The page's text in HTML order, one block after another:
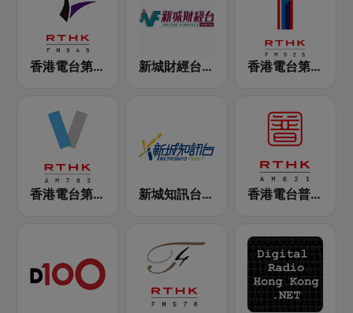
香港電台第二台 RTHK Radio 2 新城財經台 Metro Finance FM104 香港電台第一台 RTHK Radio 1
香港電台第五台 - RTHK Radio 5 新城知訊台 MetroInfo FM99.7 香港電台普通話台 RTHK Radio